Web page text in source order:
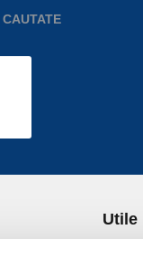
Utile